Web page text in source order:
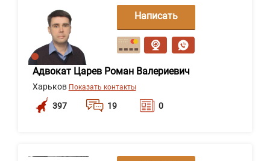
Адвокат Царев Роман Валериевич
Харьков Показать контакты
397 19 0
Написать
сообщение